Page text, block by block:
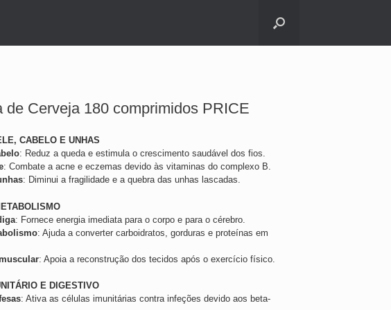
de Cerveja 180 comprimidos PRICE
CABELO E UNHAS
: Reduz a queda e estimula o crescimento saudável dos fios.
: Combate a acne e eczemas devido às vitaminas do complexo B.
: Diminui a fragilidade e a quebra das unhas lascadas.
: Fornece energia imediata para o corpo e para o cérebro.
: Ajuda a converter carboidratos, gorduras e proteínas em
: Apoia a reconstrução dos tecidos após o exercício físico.
E DIGESTIVO
: Ativa as células imunitárias contra infeções devido aos beta-